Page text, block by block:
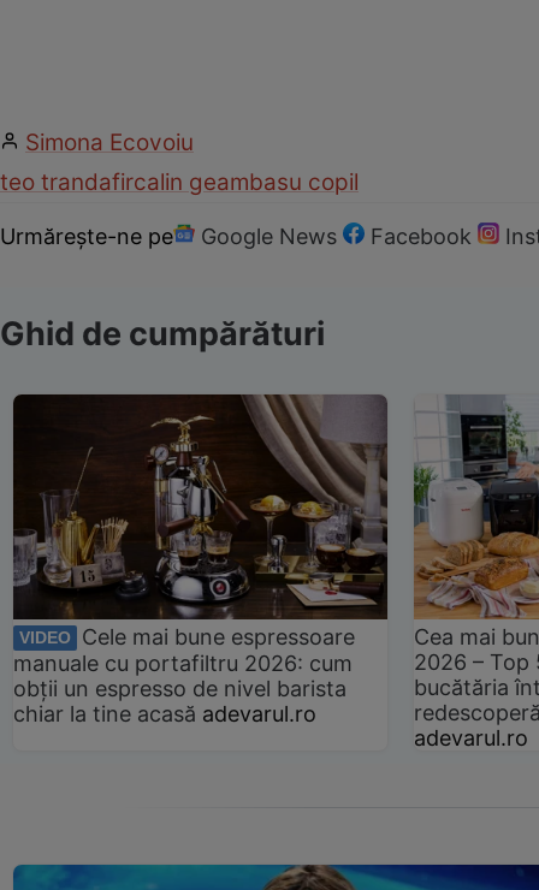
Simona Ecovoiu
teo trandafircalin geambasu copil
Urmărește-ne pe Google News Facebook
Ghid de cumpărături
VIDEO
Cele mai bune espressoare
manuale cu portafiltru 2026: cum
obții un espresso de nivel barista
chiar la tine acasă adevarul.ro
Cea mai
2026 –
bucătăria
adevarul.ro